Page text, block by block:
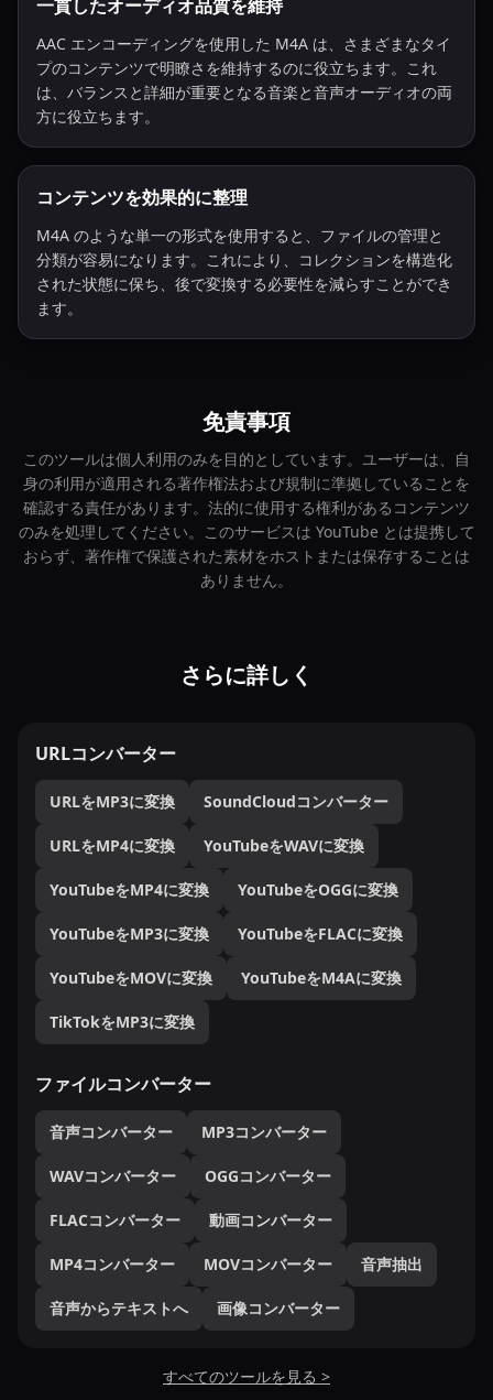
一貫したオーディオ品質を維持
AAC エンコーディングを使用した M4A は、さまざまなタイ
プのコンテンツで明瞭さを維持するのに役立ちます。これ
は、バランスと詳細が重要となる音楽と音声オーディオの両
方に役立ちます。
コンテンツを効果的に整理
M4A のような単一の形式を使用すると、ファイルの管理と
分類が容易になります。これにより、コレクションを構造化
された状態に保ち、後で変換する必要性を減らすことができ
ます。
免責事項
このツールは個人利用のみを目的としています。ユーザーは、自
身の利用が適用される著作権法および規制に準拠していることを
確認する責任があります。法的に使用する権利があるコンテンツ
のみを処理してください。このサービスは YouTube とは提携して
おらず、著作権で保護された素材をホストまたは保存することは
ありません。
さらに詳しく
URLコンバーター
URLをMP3に変換 SoundCloudコンバーター
URLをMP4に変換 YouTubeをWAVに変換
YouTubeをMP4に変換 YouTubeをOGGに変換
YouTubeをMP3に変換 YouTubeをFLACに変換
YouTubeをMOVに変換 YouTubeをM4Aに変換
TikTokをMP3に変換
ファイルコンバーター
音声コンバーター MP3コンバーター
WAVコンバーター OGGコンバーター
FLACコンバーター 動画コンバーター
MP4コンバーター MOVコンバーター 音声抽出
音声からテキストへ 画像コンバーター
すべてのツールを見る >